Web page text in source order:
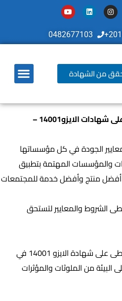
0482677103
من الشهادة
مطاحن مصر الوسطى تحصل على شهادات الايزو14001 –
الجودة في كل مؤسساتها
والمؤسسات المهتمة بتطبيق
أفضل منتج وأفضل خدمة للمجتمعات
والمعايير لتستحق
حصلت شركة مطاحن مصر الوسطى على شهادة الايزو 14001 في
البيئة من الملوثات والمؤثرات